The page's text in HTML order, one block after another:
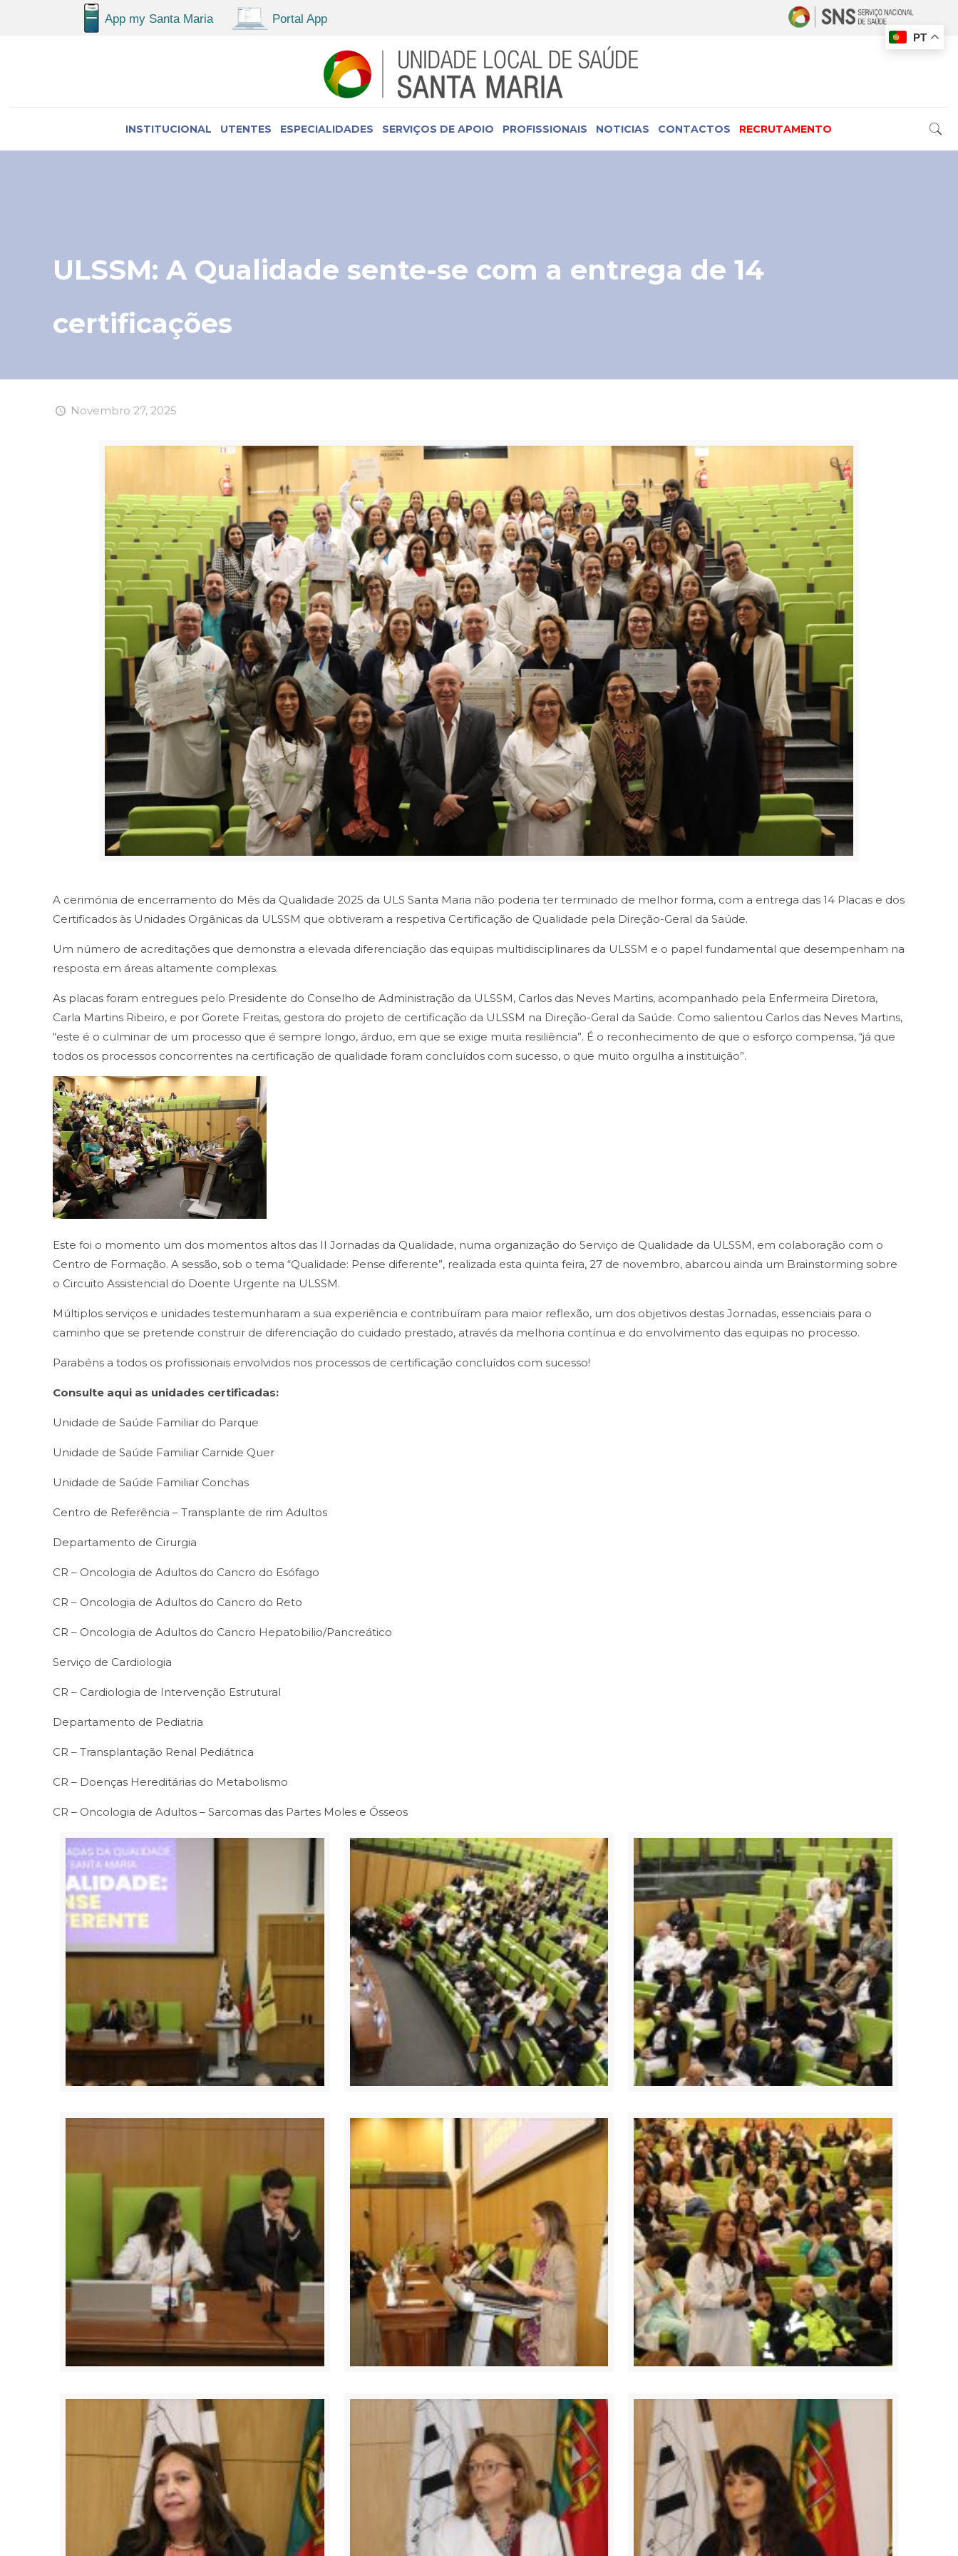
INSTITUCIONAL UTENTES ESPECIALIDADES SERVIÇOS DE APOIO PROFISSIONAIS NOTICIAS CONTACTOS RECRUTAMENTO
ULSSM: A Qualidade sente-se com a entrega de 14
certificações
Novembro 27, 2025
A cerimónia de encerramento do Mês da Qualidade 2025 da ULS Santa Maria não poderia ter terminado de melhor forma, com a entrega das 14 Placas e dos
Certificados às Unidades Orgânicas da ULSSM que obtiveram a respetiva Certificação de Qualidade pela Direção-Geral da Saúde.
Um número de acreditações que demonstra a elevada diferenciação das equipas multidisciplinares da ULSSM e o papel fundamental que desempenham na
resposta em áreas altamente complexas.
As placas foram entregues pelo Presidente do Conselho de Administração da ULSSM, Carlos das Neves Martins, acompanhado pela Enfermeira Diretora,
Carla Martins Ribeiro, e por Gorete Freitas, gestora do projeto de certificação da ULSSM na Direção-Geral da Saúde. Como salientou Carlos das Neves Martins,
“este é o culminar de um processo que é sempre longo, árduo, em que se exige muita resiliência”. É o reconhecimento de que o esforço compensa, “já que
todos os processos concorrentes na certificação de qualidade foram concluídos com sucesso, o que muito orgulha a instituição”.
Este foi o momento um dos momentos altos das II Jornadas da Qualidade, numa organização do Serviço de Qualidade da ULSSM, em colaboração com o
Centro de Formação. A sessão, sob o tema “Qualidade: Pense diferente”, realizada esta quinta feira, 27 de novembro, abarcou ainda um Brainstorming sobre
o Circuito Assistencial do Doente Urgente na ULSSM.
Múltiplos serviços e unidades testemunharam a sua experiência e contribuíram para maior reflexão, um dos objetivos destas Jornadas, essenciais para o
caminho que se pretende construir de diferenciação do cuidado prestado, através da melhoria contínua e do envolvimento das equipas no processo.
Parabéns a todos os profissionais envolvidos nos processos de certificação concluídos com sucesso!
Consulte aqui as unidades certificadas:
Unidade de Saúde Familiar do Parque
Unidade de Saúde Familiar Carnide Quer
Unidade de Saúde Familiar Conchas
Centro de Referência – Transplante de rim Adultos
Departamento de Cirurgia
CR – Oncologia de Adultos do Cancro do Esófago
CR – Oncologia de Adultos do Cancro do Reto
CR – Oncologia de Adultos do Cancro Hepatobilio/Pancreático
Serviço de Cardiologia
CR – Cardiologia de Intervenção Estrutural
Departamento de Pediatria
CR – Transplantação Renal Pediátrica
CR – Doenças Hereditárias do Metabolismo
CR – Oncologia de Adultos – Sarcomas das Partes Moles e Ósseos
PT